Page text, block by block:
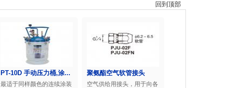
回到顶部
PT-10D 手动压力桶,涂...
最适于同样颜色的连续涂装
聚氨酯空气软管接头
空气供给用接头，用于向各